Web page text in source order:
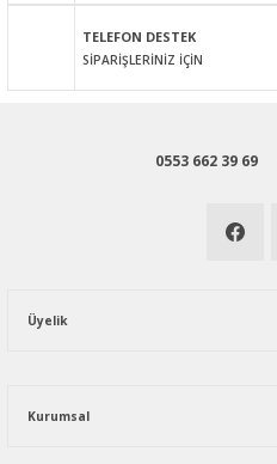
TELEFON DESTEK
SİPARİŞLERİNİZ İÇİN
0553 662 39 69
Üyelik
Kurumsal